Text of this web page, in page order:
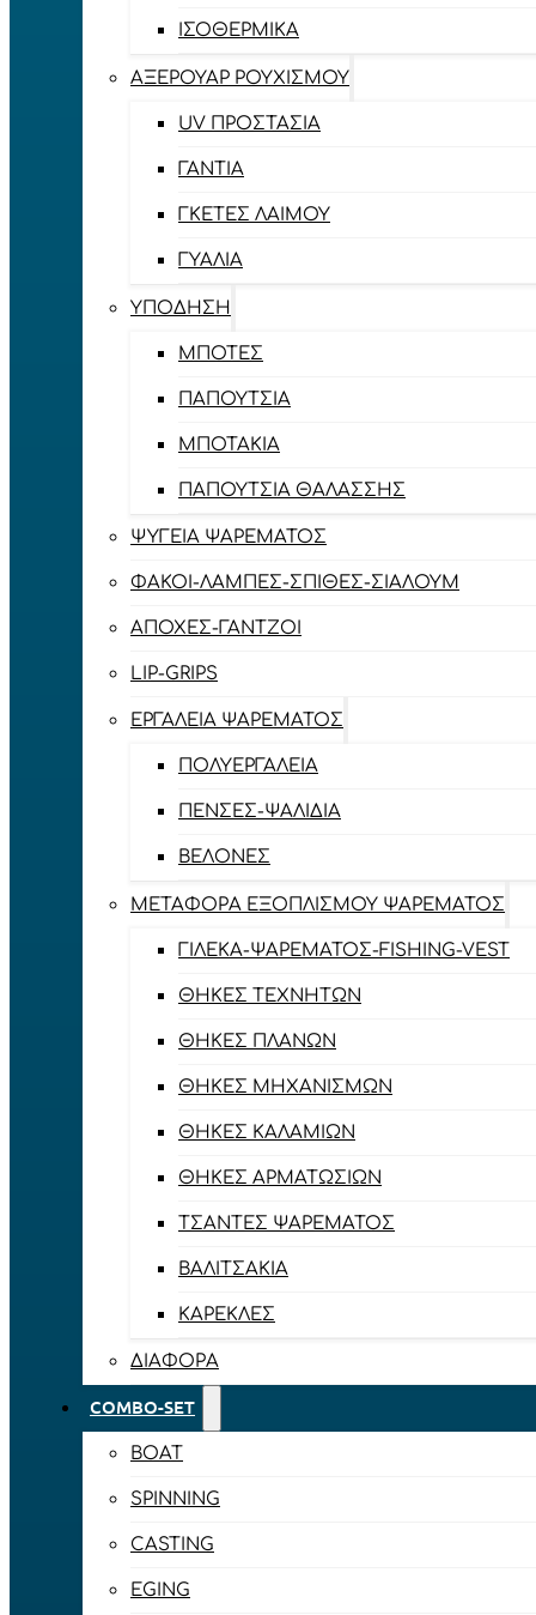
ΙΣΟΘΕΡΜΙΚΆ
ΑΞΕΡΟΥΆΡ ΡΟΥΧΙΣΜΟΎ
UV ΠΡΟΣΤΑΣΊΑ
ΓΆΝΤΙΑ
ΓΚΈΤΕΣ ΛΑΊΜΟΥ
ΓΥΑΛΙΆ
ΥΠΌΔΗΣΗ
ΜΠΌΤΕΣ
ΠΑΠΟΎΤΣΙΑ
ΜΠΟΤΆΚΙΑ
ΠΑΠΟΎΤΣΙΑ ΘΑΛΆΣΣΗΣ
ΨΥΓΕΊΑ ΨΑΡΈΜΑΤΟΣ
ΦΑΚΟΊ-ΛΆΜΠΕΣ-ΣΠΊΘΕΣ-ΣΊΑΛΟΥΜ
ΑΠΌΧΕΣ-ΓΆΝΤΖΟΙ
LIP-GRIPS
EΡΓΑΛΕΊΑ ΨΑΡΈΜΑΤΟΣ
ΠΟΛΥΕΡΓΑΛΕΊΑ
ΠΈΝΣΕΣ-ΨΑΛΊΔΙΑ
ΒΕΛΌΝΕΣ
ΜΕΤΑΦΟΡΆ ΕΞΟΠΛΙΣΜΟΎ ΨΑΡΈΜΑΤΟΣ
ΓΙΛΈΚΑ-ΨΑΡΈΜΑΤΟΣ-FISHING-VEST
ΘΉΚΕΣ ΤΕΧΝΗΤΏΝ
ΘΉΚΕΣ ΠΛΆΝΩΝ
ΘΉΚΕΣ ΜΗΧΑΝΙΣΜΏΝ
ΘΉΚΕΣ ΚΑΛΑΜΙΏΝ
ΘΉΚΕΣ ΑΡΜΑΤΩΣΙΏΝ
ΤΣΆΝΤΕΣ ΨΑΡΈΜΑΤΟΣ
ΒΑΛΙΤΣΆΚΙΑ
ΚΑΡΈΚΛΕΣ
ΔΙΆΦΟΡΑ
COMBO-SET
BOAT
SPINNING
CASTING
EGING